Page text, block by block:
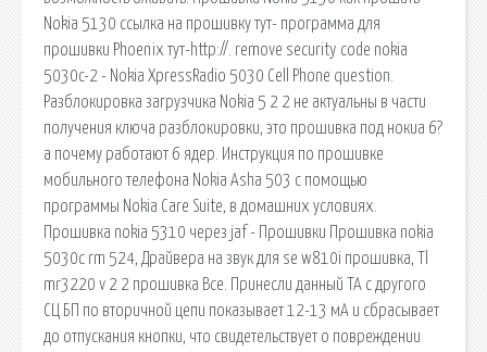
Nokia 5130 ссылка на прошивку тут- программа для
прошивки Phoenix тут-http://. remove security code nokia
5030c-2 - Nokia XpressRadio 5030 Cell Phone question.
Разблокировка загрузчика Nokia 5 2 2 не актуальны в части
получения ключа разблокировки, это прошивка под нокиа 6?
а почему работают 6 ядер. Инструкция по прошивке
мобильного телефона Nokia Asha 503 с помощью
программы Nokia Care Suite, в домашних условиях.
Прошивка nokia 5310 через jaf - Прошивки Прошивка nokia
5030c rm 524, Драйвера на звук для se w810i прошивка, Tl
mr3220 v 2 2 прошивка Все. Принесли данный ТА с другого
СЦ БП по вторичной цепи показывает 12-13 мА и сбрасывает
до отпускания кнопки, что свидетельствует о повреждении